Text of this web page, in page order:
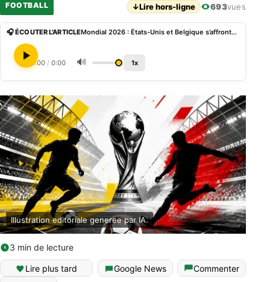
FOOTBALL ↓Lire hors-ligne 693vues
🎧 ÉCOUTER L'ARTICLE Mondial 2026 : États-Unis et Belgique s’affrontent en huitièmes de finale à Seattle
0:00 / 0:00 🔊 1x
Illustration editoriale generee par IA.
3 min de lecture
Lire plus tard Google News
Commenter